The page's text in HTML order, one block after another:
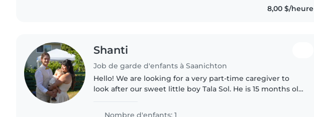
8,00 $/heure
Shanti
Job de garde d'enfants à Saanichton
Hello! We are looking for a very part-time caregiver to
look after our sweet little boy Tala Sol. He is 15 months old,
adventure,..
Nombre d'enfants: 1